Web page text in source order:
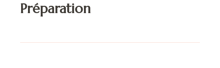
Préparation